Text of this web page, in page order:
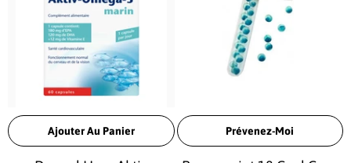
Ajouter Au Panier Prévenez-Moi